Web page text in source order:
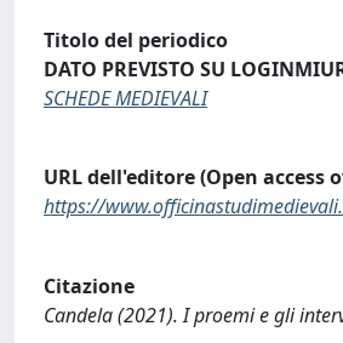
Titolo del periodico
DATO PREVISTO SU
SCHEDE MEDIEVALI
URL dell'editore (Open access
https://
Citazione
Candela (2021). I proemi e gli